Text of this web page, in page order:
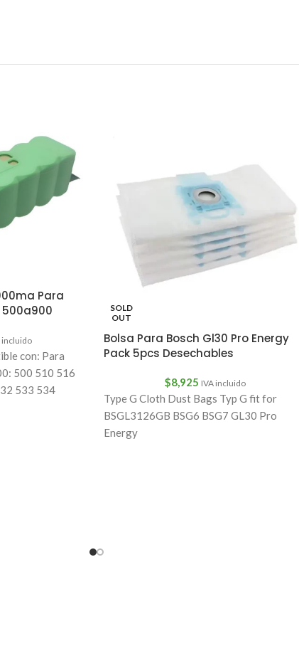
Para
500a900
incluido
con: Para
500 510 516
533 534
SOLD
OUT
Bolsa Para Bosch Gl30 Pro Energy
Pack 5pcs Desechables
$8,925 IVA incluido
Type G Cloth Dust Bags Typ G fit for
BSGL3126GB BSG6 BSG7 GL30 Pro
Energy